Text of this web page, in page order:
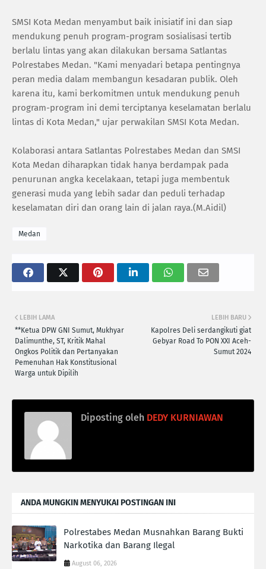
SMSI Kota Medan menyambut baik inisiatif ini dan siap
mendukung penuh program-program sosialisasi tertib
berlalu lintas yang akan dilakukan bersama Satlantas
Polrestabes Medan. "Kami menyadari betapa pentingnya
peran media dalam membangun kesadaran publik. Oleh
karena itu, kami berkomitmen untuk mendukung penuh
program-program ini demi terciptanya keselamatan berlalu
lintas di Kota Medan," ujar perwakilan SMSI Kota Medan.
Kolaborasi antara Satlantas Polrestabes Medan dan SMSI
Kota Medan diharapkan tidak hanya berdampak pada
penurunan angka kecelakaan, tetapi juga membentuk
generasi muda yang lebih sadar dan peduli terhadap
keselamatan diri dan orang lain di jalan raya.(M.Aidil)
Medan
LEBIH BARU
Kapolres Deli serdangikuti giat
Gebyar Road To PON XXI Aceh-
Sumut 2024
LEBIH LAMA
**Ketua DPW GNI Sumut, Mukhyar
Dalimunthe, ST, Kritik Mahal
Ongkos Politik dan Pertanyakan
Pemenuhan Hak Konstitusional
Warga untuk Dipilih
Diposting oleh DEDY KURNIAWAN
ANDA MUNGKIN MENYUKAI POSTINGAN INI
Polrestabes Medan Musnahkan Barang Bukti
Narkotika dan Barang Ilegal
August 06, 2026